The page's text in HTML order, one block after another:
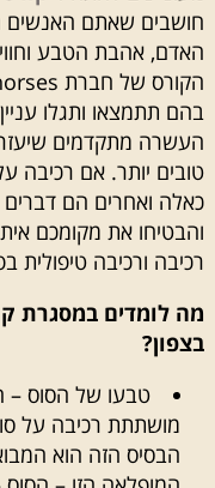
חושבים שאתם האנשים
האדם, אהבת הטבע
בהם תתמצאו ותגלו
העשרה מתקדמים
טובים יותר. אם רכיבה
כאלה ואחרים הם
והבטיחו את מקומכם
רכיבה ורכיבה טיפולית
מה לומדים במסגרת
בצפון?
טבעו של הסוס –
מושתתת רכיבה על
הבסיס הזה הוא